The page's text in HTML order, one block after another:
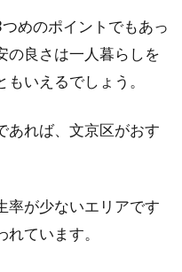
めのポイントでもあっ
の良さは一人暮らしを
いえるでしょう。
あれば、文京区がおす
率が少ないエリアです
ています。